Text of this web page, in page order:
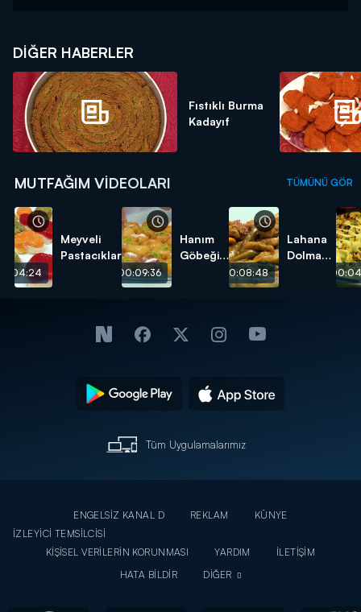
DIĞER HABERLER
Fıstıklı Burma
Kadayıf
MUTFAĞIM VIDEOLARI TÜMÜNÜ GÖR
Meyveli
Pastacıklar
00:09:36
Hanım
Göbeği
00:08:48
Lahana
Dolması
Tüm Uygulamalarımız
ENGELSİZ KANAL D REKLAM
KÜNYE
İZLEYİCİ TEMSİLCİSİ
KİŞİSEL VERİLERİN KORUNMASI
YARDIM
İLETİŞİM
HATA BİLDİR
DİĞER